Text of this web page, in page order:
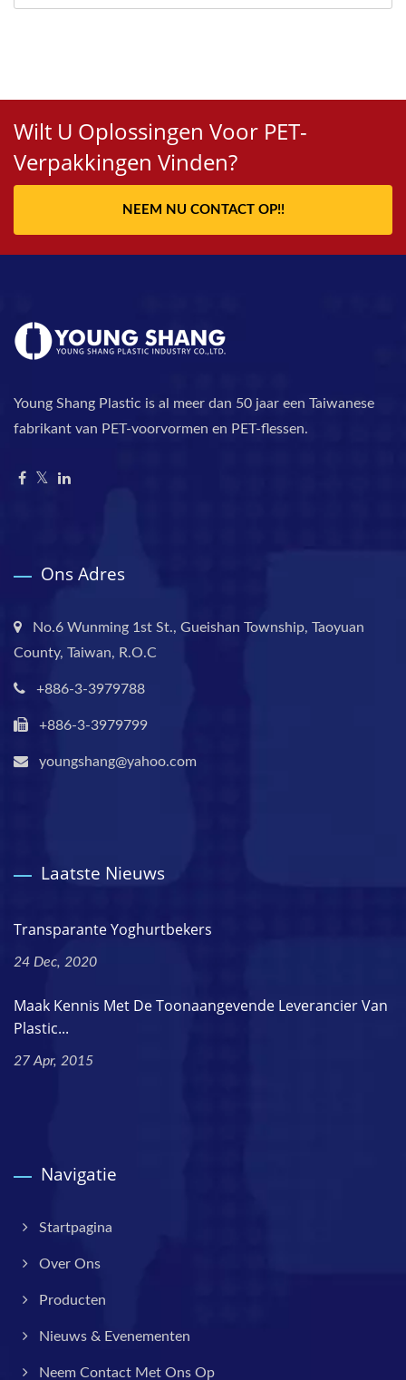
Wilt U Oplossingen Voor PET-
Verpakkingen Vinden?
NEEM NU CONTACT OP!!
Young Shang Plastic is al meer dan 50 jaar een Taiwanese
fabrikant van PET-voorvormen en PET-flessen.
Ons Adres
No.6 Wunming 1st St., Gueishan Township, Taoyuan
County, Taiwan, R.O.C
+886-3-3979788
+886-3-3979799
youngshang@yahoo.com
Laatste Nieuws
Transparante Yoghurtbekers
24 Dec, 2020
Maak Kennis Met De Toonaangevende Leverancier Van
Plastic...
27 Apr, 2015
Navigatie
Startpagina
Over Ons
Producten
Nieuws & Evenementen
Neem Contact Met Ons Op